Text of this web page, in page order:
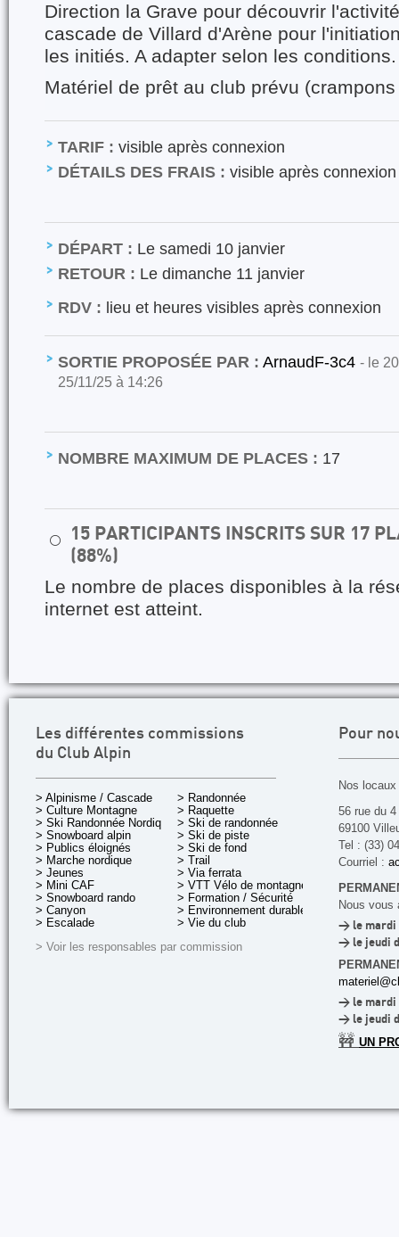
Direction la Grave pour découvrir
cascade de Villard d'Arène pour
les initiés. A adapter selon les conditions.
Matériel de prêt au club prévu
TARIF : visible après connexion
DÉTAILS DES FRAIS : visible après connexion
DÉPART : Le samedi 10 janvier
RETOUR : Le dimanche 11 janvier
RDV : lieu et heures visibles après connexion
SORTIE PROPOSÉE PAR : ArnaudF-3c4 - le
25/11/25 à 14:26
NOMBRE MAXIMUM DE PLACES : 17
⚪
15 PARTICIPANTS INSCRITS SUR 17
(88%)
Le nombre de places disponibles à la
internet est atteint.
Les différentes commissions
du Club Alpin
> Alpinisme / Cascade
> Culture Montagne
> Ski Randonnée Nordique
> Snowboard alpin
> Publics éloignés
> Marche nordique
> Jeunes
> Mini CAF
> Snowboard rando
> Canyon
> Escalade
> Randonnée
> Raquette
> Ski de randonnée
> Ski de piste
> Ski de fond
> Trail
> Via ferrata
> VTT Vélo de montagne
> Formation / Sécurité
> Environnement durable
> Vie du club
> Voir les responsables par commission
Pour
Nos
56 rue du
69100
Tel : (33)
Courriel :
Nous vous
> le mardi
> le jeudi
> le mardi
> le jeudi
🚧 UN